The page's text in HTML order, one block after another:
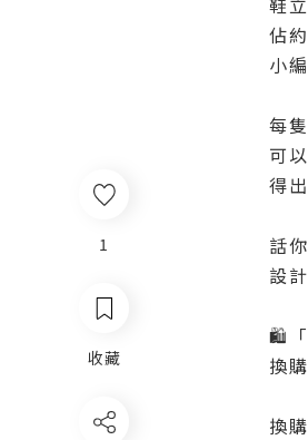
1
收藏
佔
小
每
可
得
話
設
🛍「
換
換